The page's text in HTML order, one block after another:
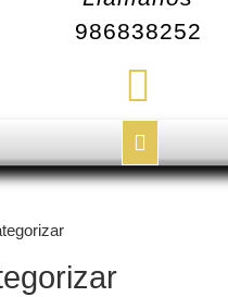
986838252
de